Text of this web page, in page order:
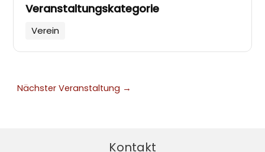
Veranstaltungskategorie
Verein
Nächster Veranstaltung →
Kontakt